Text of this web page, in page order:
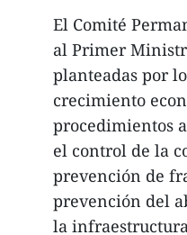
El Comité
al Primer
planteadas por
crecimiento
procedimientos
el control de la
prevención de
prevención del
la